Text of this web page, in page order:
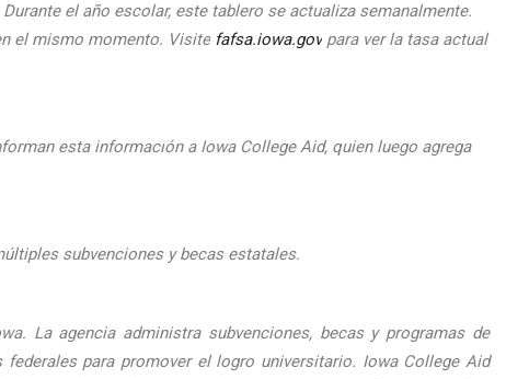
el año escolar, este tablero se actualiza semanalmente.
el mismo momento. Visite fafsa.iowa.gov para ver la tasa actual
esta información a Iowa College Aid, quien luego agrega
subvenciones y becas estatales.
La agencia administra subvenciones, becas y programas de
para promover el logro universitario. Iowa College Aid